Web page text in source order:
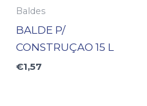
Baldes
BALDE P/
CONSTRUÇAO 15 L
€1,57